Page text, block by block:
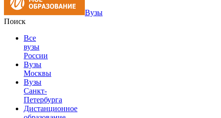
Вузы
Поиск
Все
вузы
России
Вузы
Москвы
Вузы
Санкт-
Петербурга
Дистанционное